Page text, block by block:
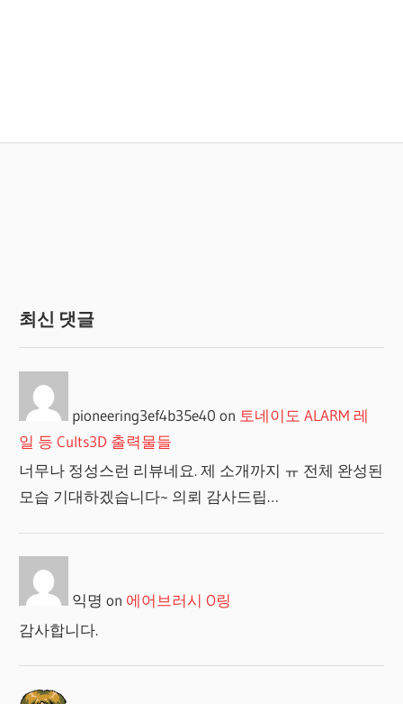
최신 댓글
pioneering3ef4b35e40 on 토네이도 ALARM 레
일 등 Cults3D 출력물들
너무나 정성스런 리뷰네요. 제 소개까지 ㅠ 전체 완성된
모습 기대하겠습니다~ 의뢰 감사드립…
익명 on 에어브러시 O링
감사합니다.